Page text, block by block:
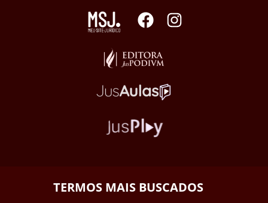
TERMOS MAIS BUSCADOS